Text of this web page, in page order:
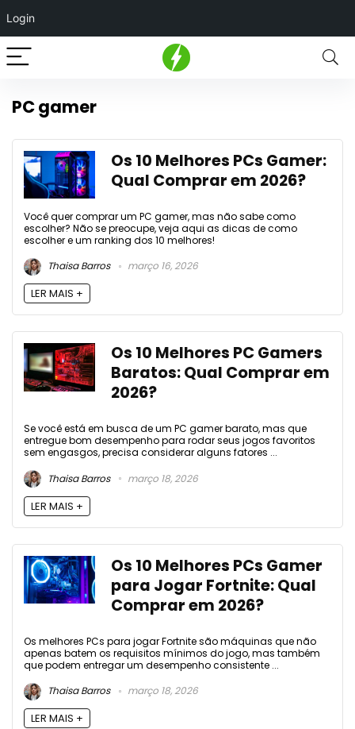
Login
PC gamer
Os 10 Melhores PCs Gamer:
Qual Comprar em 2026?
Você quer comprar um PC gamer, mas não sabe como
escolher? Não se preocupe, veja aqui as dicas de como
escolher e um ranking dos 10 melhores!
Thaisa Barros
março 16, 2026
LER MAIS +
Os 10 Melhores PC Gamers
Baratos: Qual Comprar em
2026?
Se você está em busca de um PC gamer barato, mas que
entregue bom desempenho para rodar seus jogos favoritos
sem engasgos, precisa considerar alguns fatores ...
Thaisa Barros
março 18, 2026
LER MAIS +
Os 10 Melhores PCs Gamer
para Jogar Fortnite: Qual
Comprar em 2026?
Os melhores PCs para jogar Fortnite são máquinas que não
apenas batem os requisitos mínimos do jogo, mas também
que podem entregar um desempenho consistente ...
Thaisa Barros
março 18, 2026
LER MAIS +